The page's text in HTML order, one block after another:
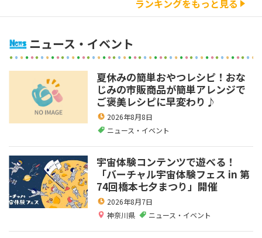
ランキングをもっと見る
ニュース・イベント
夏休みの簡単おやつレシピ！おな
じみの市販商品が簡単アレンジで
ご褒美レシピに早変わり♪
2026年8月8日
ニュース・イベント
宇宙体験コンテンツで遊べる！
「バーチャル宇宙体験フェス in 第
74回橋本七夕まつり」開催
2026年8月7日
神奈川県
ニュース・イベント